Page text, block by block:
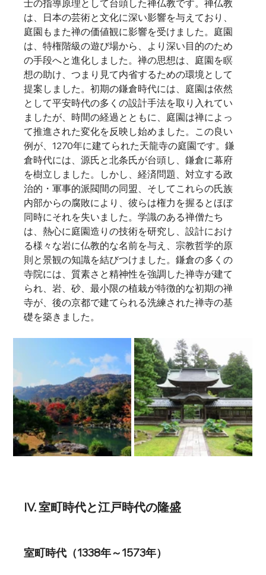
士の指導原理として台頭した禅仏教です。禅仏教
は、日本の芸術と文化に深い影響を与えており、
庭園もまた禅の価値観に影響を受けました。庭園
は、特権階級の遊び場から、より深い目的のため
の手段へと進化しました。禅の思想は、庭園を瞑
想の助け、つまり見て内省するための環境として
提案しました。初期の鎌倉時代には、庭園は依然
として平安時代の多くの設計手法を取り入れてい
ましたが、時間の経過とともに、庭園は禅によっ
て推進された変化を反映し始めました。この良い
例が、1270年に建てられた天龍寺の庭園です。鎌
倉時代には、源氏と北条氏が台頭し、鎌倉に幕府
を樹立しました。しかし、経済問題、対立する政
治的・軍事的派閥間の同盟、そしてこれらの氏族
内部からの腐敗により、彼らは権力を握るとほぼ
同時にそれを失いました。学識のある禅僧たち
は、熱心に庭園造りの技術を研究し、設計におけ
る様々な岩に仏教的な名前を与え、宗教哲学的原
則と景観の知識を結びつけました。鎌倉の多くの
寺院には、質素さと精神性を強調した禅寺が建て
られ、岩、砂、最小限の植栽が特徴的な初期の禅
寺が、後の京都で建てられる洗練された禅寺の基
礎を築きました。
IV. 室町時代と江戸時代の隆盛
室町時代（1338年～1573年）